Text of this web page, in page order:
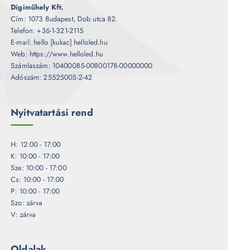
Digiműhely Kft.
Cím: 1073 Budapest, Dob utca 82.
Telefon: +36-1-321-2115
E-mail: hello [kukac] helloled.hu
Web: https://www.helloled.hu
Számlaszám: 10400085-00800178-00000000
Adószám: 25525005-2-42
Nyitvatartási rend
H: 12:00 - 17:00
K: 10:00 - 17:00
Sze: 10:00 - 17:00
Cs: 10:00 - 17:00
P: 10:00 - 17:00
Szo: zárva
V: zárva